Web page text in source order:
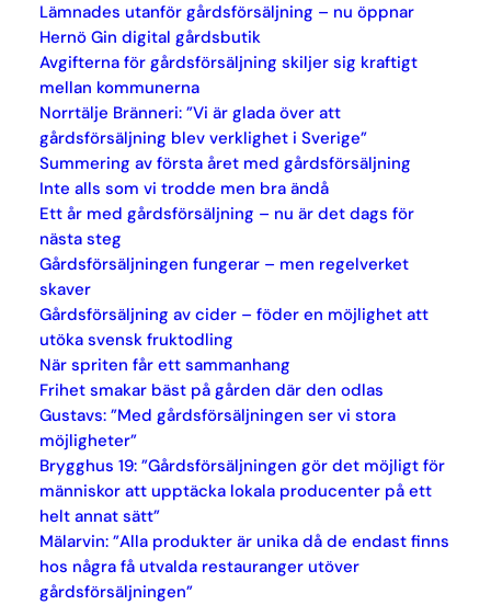
Lämnades utanför gårdsförsäljning – nu öppnar
Hernö Gin digital gårdsbutik
Avgifterna för gårdsförsäljning skiljer sig kraftigt
mellan kommunerna
Norrtälje Bränneri: ”Vi är glada över att
gårdsförsäljning blev verklighet i Sverige”
Summering av första året med gårdsförsäljning
Inte alls som vi trodde men bra ändå
Ett år med gårdsförsäljning – nu är det dags för
nästa steg
Gårdsförsäljningen fungerar – men regelverket
skaver
Gårdsförsäljning av cider – föder en möjlighet att
utöka svensk fruktodling
När spriten får ett sammanhang
Frihet smakar bäst på gården där den odlas
Gustavs: ”Med gårdsförsäljningen ser vi stora
möjligheter”
Brygghus 19: ”Gårdsförsäljningen gör det möjligt för
människor att upptäcka lokala producenter på ett
helt annat sätt”
Mälarvin: ”Alla produkter är unika då de endast finns
hos några få utvalda restauranger utöver
gårdsförsäljningen”